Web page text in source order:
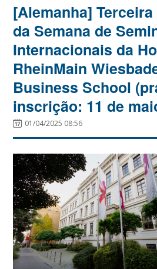
[Alemanha]
da Semana de
Internacionais da
RheinMain
Business School
inscrição: 11 de
01/04/2025 08:56